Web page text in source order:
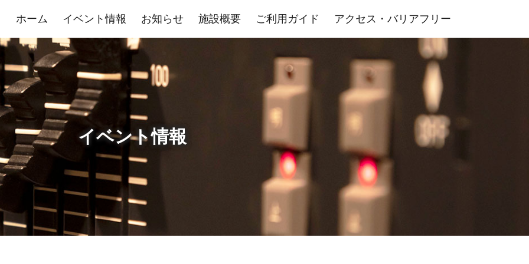
ホーム イベント情報 お知らせ 施設概要
展示室 控室・その他
ご利用ガイド アクセス・バリアフリー
イベント情報